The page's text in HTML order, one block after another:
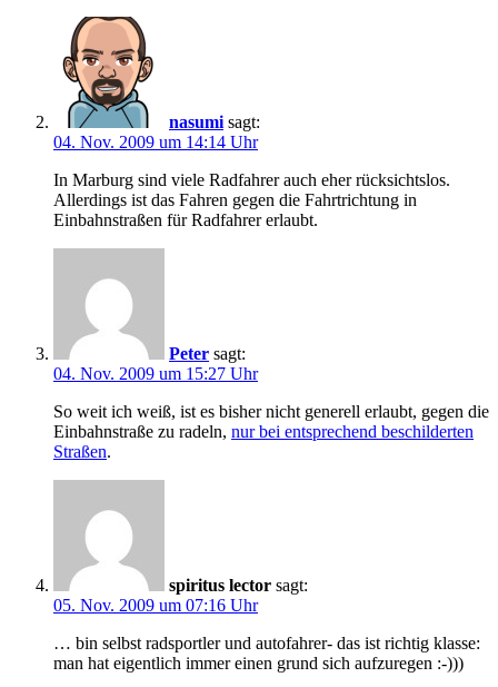
nasumi sagt:
04. Nov. 2009 um 14:14 Uhr
In Marburg sind viele Radfahrer auch eher rücksichtslos.
Allerdings ist das Fahren gegen die Fahrtrichtung in
Einbahnstraßen für Radfahrer erlaubt.
Peter sagt:
04. Nov. 2009 um 15:27 Uhr
So weit ich weiß, ist es bisher nicht generell erlaubt, gegen die
Einbahnstraße zu radeln, nur bei entsprechend beschilderten
Straßen.
spiritus lector sagt:
05. Nov. 2009 um 07:16 Uhr
… bin selbst radsportler und autofahrer- das ist richtig klasse:
man hat eigentlich immer einen grund sich aufzuregen :-)))